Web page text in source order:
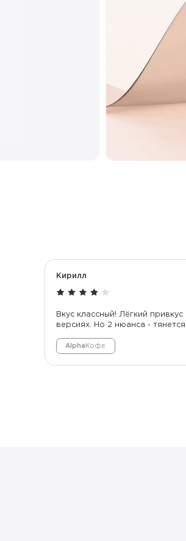
Кирилл
Вкус классный! Лёгкий
версиях. Но 2 нюанса -
Alpha Кофе